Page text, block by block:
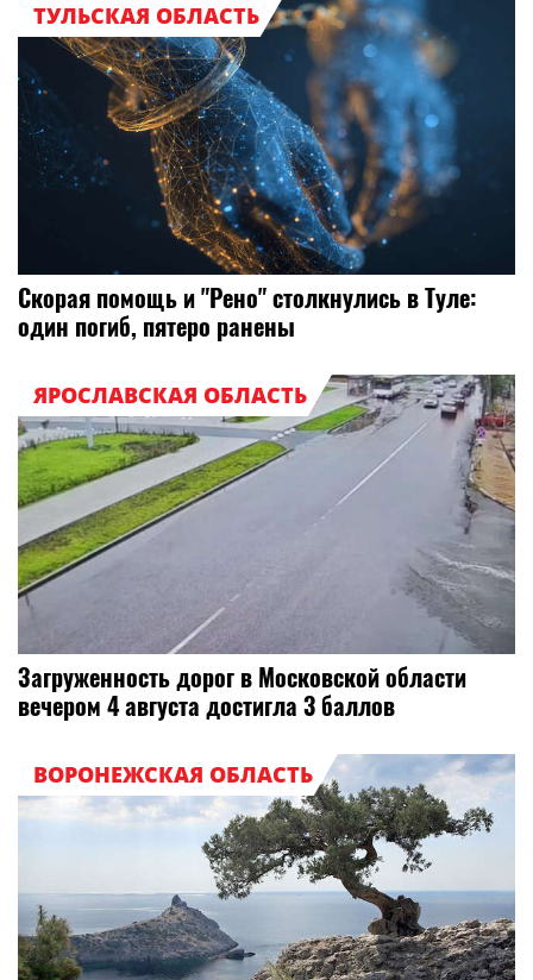
ТУЛЬСКАЯ ОБЛАСТЬ
Скорая помощь и "Рено" столкнулись в Туле:
один погиб, пятеро ранены
ЯРОСЛАВСКАЯ ОБЛАСТЬ
Загруженность дорог в Московской области
вечером 4 августа достигла 3 баллов
ВОРОНЕЖСКАЯ ОБЛАСТЬ